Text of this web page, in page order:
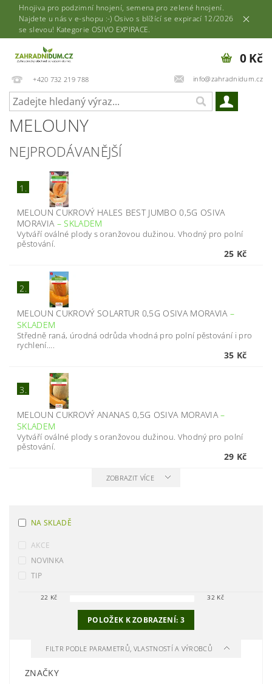
Hnojiva pro podzimní hnojení, semena pro zelené hnojení.
Najdete u nás v e-shopu :-) Osivo s blížící se expirací 12/2026
se slevou! Kategorie OSIVO EXPIRACE.
+420 732 219 788 info@zahradnidum.cz
0 Kč
MELOUNY
NEJPRODÁVANĚJŠÍ
1.
MELOUN CUKROVÝ HALES BEST JUMBO 0,5G OSIVA
MORAVIA – SKLADEM
Vytváří oválné plody s oranžovou dužinou. Vhodný pro polní
pěstování.
25 Kč
2.
MELOUN CUKROVÝ SOLARTUR 0,5G OSIVA MORAVIA –
SKLADEM
Středně raná, úrodná odrůda vhodná pro polní pěstování i pro
rychlení....
35 Kč
3.
MELOUN CUKROVÝ ANANAS 0,5G OSIVA MORAVIA–
SKLADEM
Vytváří oválné plody s oranžovou dužinou. Vhodný pro polní
pěstování.
29 Kč
ZOBRAZIT VÍCE
NA SKLADĚ
AKCE
NOVINKA
TIP
22 Kč 32 Kč
POLOŽEK K ZOBRAZENÍ: 3
FILTR PODLE PARAMETRŮ, VLASTNOSTÍ A VÝROBCŮ
ZNAČKY